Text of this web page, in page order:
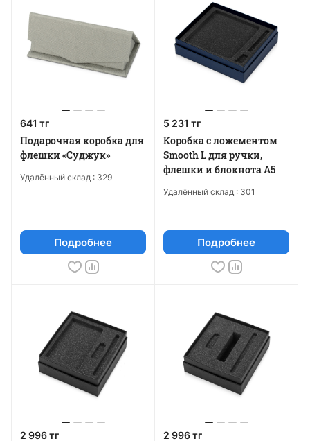
641 тг
Подарочная коробка для
флешки «Суджук»
Удалённый склад : 329
Подробнее
5 231 тг
Коробка с ложементом
Smooth L для ручки,
флешки и блокнота А5
Удалённый склад : 301
Подробнее
2 996 тг 2 996 тг